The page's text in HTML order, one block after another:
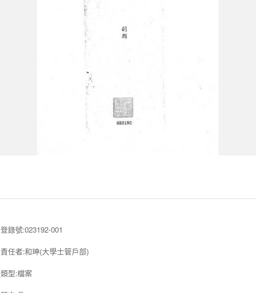
登錄號:023192-001
責任者:和珅(大學士管戶部)
類型:檔案